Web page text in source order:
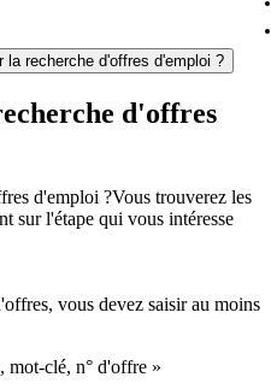
la recherche d'offres d'emploi ?
d'offres
d'emploi ?Vous trouverez les
sur l'étape qui vous intéresse
vous devez saisir au moins
mot-clé, n° d'offre »